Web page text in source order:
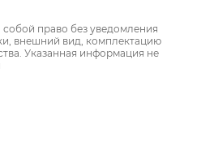
собой право без уведомления
внешний вид, комплектацию
Указанная информация не